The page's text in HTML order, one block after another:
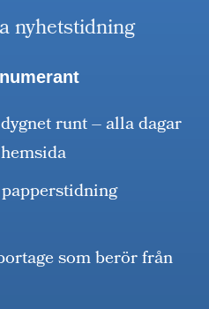
nyhetstidning
runt – alla dagar
som berör från